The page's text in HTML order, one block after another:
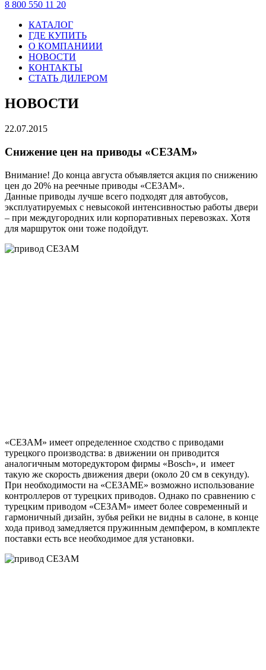
8 800 550 11 20
КАТАЛОГ
ГДЕ КУПИТЬ
О КОМПАНИИИ
НОВОСТИ
КОНТАКТЫ
СТАТЬ ДИЛЕРОМ
НОВОСТИ
22.07.2015
Снижение цен на приводы «СЕЗАМ»
Внимание! До конца августа объявляется акция по снижению
цен до 20% на реечные приводы «СЕЗАМ».
Данные приводы лучше всего подходят для автобусов,
эксплуатируемых с невысокой интенсивностью работы двери
– при междугородних или корпоративных перевозках. Хотя
для маршруток они тоже подойдут.
«СЕЗАМ» имеет определенное сходство с приводами
турецкого производства: в движении он приводится
аналогичным моторедуктором фирмы «Bosch», и имеет
такую же скорость движения двери (около 20 см в секунду).
При необходимости на «СЕЗАМЕ» возможно использование
контроллеров от турецких приводов. Однако по сравнению с
турецким приводом «СЕЗАМ» имеет более современный и
гармоничный дизайн, зубья рейки не видны в салоне, в конце
хода привод замедляется пружинным демпфером, в комплекте
поставки есть все необходимое для установки.